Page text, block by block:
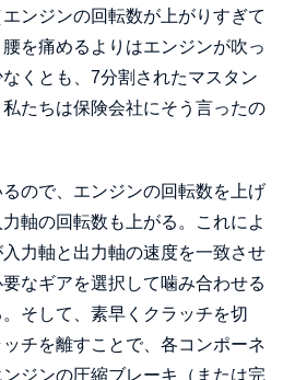
ンジンの回転数が上がりすぎて
を痛めるよりはエンジンが吹っ
くとも、7分割されたマスタン
たちは保険会社にそう言ったの
ので、エンジンの回転数を上げ
軸の回転数も上がる。これによ
力軸と出力軸の速度を一致させ
なギアを選択して噛み合わせる
そして、素早くクラッチを切
チを離すことで、各コンポーネ
ジンの圧縮ブレーキ（または完